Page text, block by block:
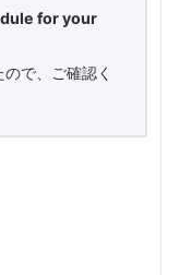
for your
で、ご確認く